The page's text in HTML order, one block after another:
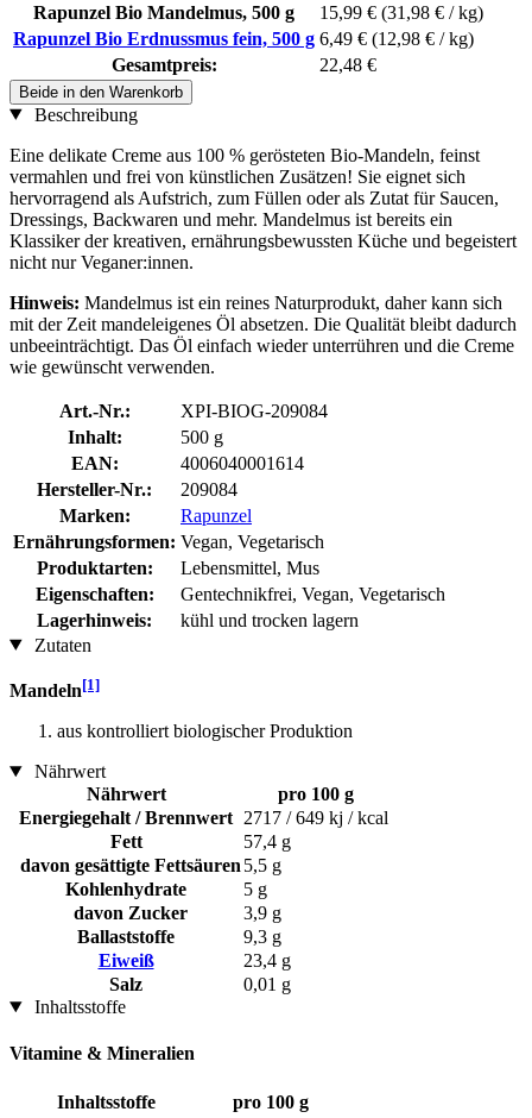
Rapunzel Bio Mandelmus, 500 g 15,99 € (31,98 € / kg)
Rapunzel Bio Erdnussmus fein, 500 g 6,49 € (12,98 € / kg)
Gesamtpreis:
22,48 €
Beide in den Warenkorb
Beschreibung
Eine delikate Creme aus 100 % gerösteten Bio-Mandeln, feinst
vermahlen und frei von künstlichen Zusätzen! Sie eignet sich
hervorragend als Aufstrich, zum Füllen oder als Zutat für Saucen,
Dressings, Backwaren und mehr. Mandelmus ist bereits ein
Klassiker der kreativen, ernährungsbewussten Küche und begeistert
nicht nur Veganer:innen.
Hinweis: Mandelmus ist ein reines Naturprodukt, daher kann sich
mit der Zeit mandeleigenes Öl absetzen. Die Qualität bleibt dadurch
unbeeinträchtigt. Das Öl einfach wieder unterrühren und die Creme
wie gewünscht verwenden.
Art.-Nr.:
XPI-BIOG-209084
Inhalt:
500 g
EAN:
4006040001614
Hersteller-Nr.:
209084
Marken:
Rapunzel
Ernährungsformen: Vegan, Vegetarisch
Produktarten:
Lebensmittel, Mus
Eigenschaften:
Gentechnikfrei, Vegan, Vegetarisch
Lagerhinweis:
kühl und trocken lagern
Zutaten
Mandeln[1]
aus kontrolliert biologischer Produktion
Nährwert
Nährwert
pro 100 g
Energiegehalt / Brennwert 2717 / 649 kj / kcal
Fett
57,4 g
davon gesättigte Fettsäuren 5,5 g
Kohlenhydrate
5 g
davon Zucker
3,9 g
Ballaststoffe
9,3 g
Eiweiß
23,4 g
Salz
0,01 g
Inhaltsstoffe
Vitamine & Mineralien
Inhaltsstoffe
pro 100 g